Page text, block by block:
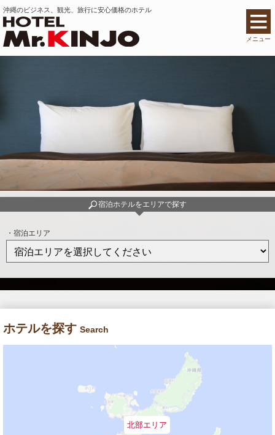
沖縄のビジネス、観光、旅行に安心価格のホテル
メニュー
宿泊ホテルをエリアで探す
・宿泊エリア
ホテルを探す Search
北部エリア